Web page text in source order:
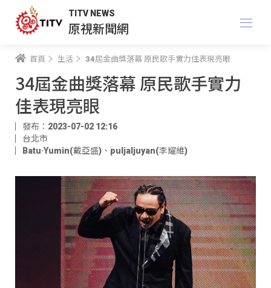
TITV NEWS
原視新聞網
首頁 生活 34屆金曲獎落幕 原民歌手實力佳表現亮眼
34屆金曲獎落幕 原民歌手實力
佳表現亮眼
發布：2023-07-02 12:16
台北市
Batu·Yumin(戴亞盛) 、 puljaljuyan(李耀維)